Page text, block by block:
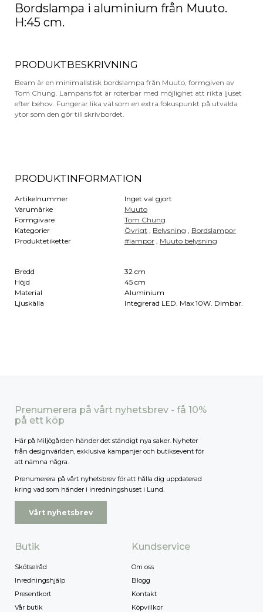
Bordslampa i aluminium från Muuto.
H:45 cm.
PRODUKTBESKRIVNING
Beam är en minimalistisk bordslampa från Muuto, formgiven av
Tom Chung. Lampans fot är roterbar med möjlighet att rikta ljuset
efter behov. Fungerar lika väl som en extra fokuspunkt på utvalda
ytor som den gör till skrivbordet.
PRODUKTINFORMATION
Artikelnummer
Inget val gjort
Varumärke
Muuto
Formgivare
Tom Chung
Kategorier
Övrigt Belysning
Bordslampor
Produktetiketter
#lampor Muuto belysning
Bredd
32 cm
Höjd
45 cm
Material
Aluminium
Ljuskälla
Integrerad LED. Max 10W. Dimbar.
Prenumerera på vårt nyhetsbrev - få 10%
på ett köp
Här på Miljögården händer det ständigt nya saker. Nyheter
från designvärlden, exklusiva kampanjer och butiksevent för
att nämna några.
Prenumerera på vårt nyhetsbrev för att hålla dig uppdaterad
kring vad som händer i inredningshuset i Lund.
Vårt nyhetsbrev
Butik
Skötselråd
Inredningshjälp
Presentkort
Vår butik
Kundservice
Om oss
Blogg
Kontakt
Köpvillkor